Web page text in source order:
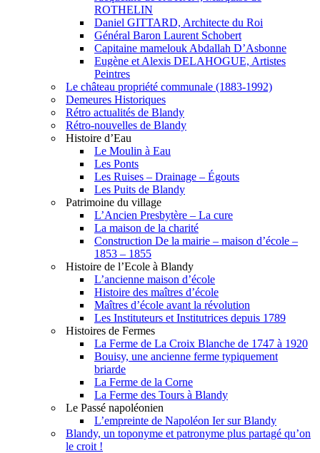
ROTHELIN
Daniel GITTARD, Architecte du Roi
Général Baron Laurent Schobert
Capitaine mamelouk Abdallah D’Asbonne
Eugène et Alexis DELAHOGUE, Artistes
Peintres
Le château propriété communale (1883-1992)
Demeures Historiques
Rétro actualités de Blandy
Rétro-nouvelles de Blandy
Histoire d’Eau
Le Moulin à Eau
Les Ponts
Les Ruises – Drainage – Égouts
Les Puits de Blandy
Patrimoine du village
L’Ancien Presbytère – La cure
La maison de la charité
Construction De la mairie – maison d’école –
1853 – 1855
Histoire de l’Ecole à Blandy
L’ancienne maison d’école
Histoire des maîtres d’école
Maîtres d’école avant la révolution
Les Instituteurs et Institutrices depuis 1789
Histoires de Fermes
La Ferme de La Croix Blanche de 1747 à 1920
Bouisy, une ancienne ferme typiquement
briarde
La Ferme de la Corne
La Ferme des Tours à Blandy
Le Passé napoléonien
L’empreinte de Napoléon Ier sur Blandy
Blandy, un toponyme et patronyme plus partagé qu’on
le croit !